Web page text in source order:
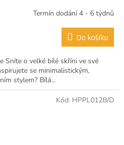
Termín dodání 4 - 6 týdnů
Do košíku
Sníte o velké bílé skříni ve své
se minimalistickým,
stylem? Bílá...
Kód: HPPL012B/D